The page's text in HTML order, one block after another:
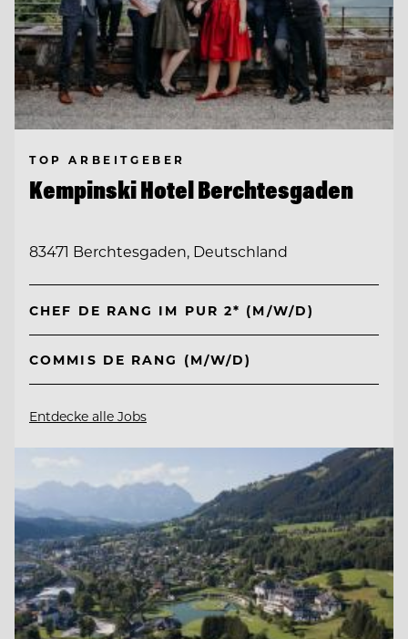
TOP ARBEITGEBER
Kempinski Hotel Berchtesgaden
83471 Berchtesgaden, Deutschland
CHEF DE RANG IM PUR 2* (M/W/D)
COMMIS DE RANG (M/W/D)
Entdecke alle Jobs